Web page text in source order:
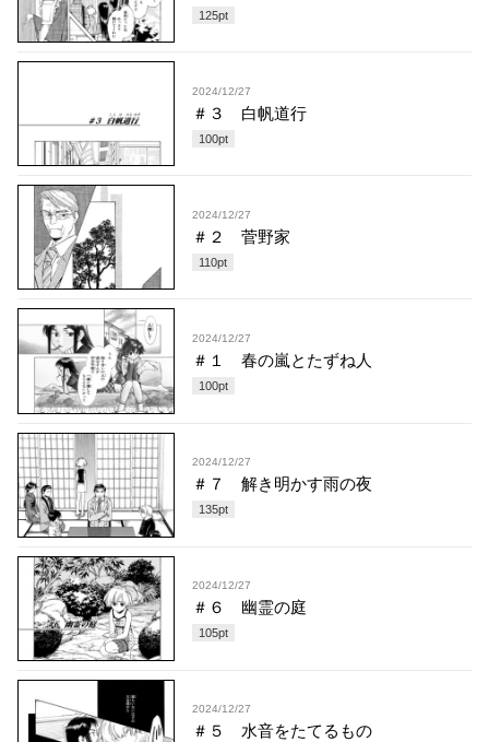
125pt
2024/12/27
＃３ 白帆道行
100pt
2024/12/27
＃２ 菅野家
110pt
2024/12/27
＃１ 春の嵐とたずね人
100pt
2024/12/27
＃７ 解き明かす雨の夜
135pt
2024/12/27
＃６ 幽霊の庭
105pt
2024/12/27
＃５ 水音をたてるもの